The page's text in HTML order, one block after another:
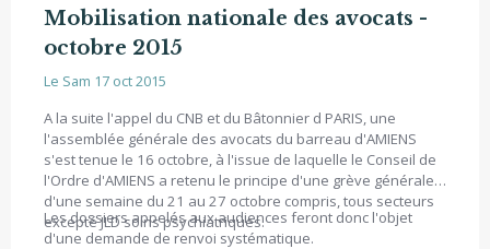
Mobilisation nationale des avocats -
octobre 2015
Le Sam 17 oct 2015
A la suite l'appel du CNB et du Bâtonnier d PARIS, une
l'assemblée générale des avocats du barreau d'AMIENS
s'est tenue le 16 octobre, à l'issue de laquelle le Conseil de
l'Ordre d'AMIENS a retenu le principe d'une grève générale
d'une semaine du 21 au 27 octobre compris, tous secteurs
excepté JLD soins psychiatriques.
Les dossiers appelés aux audiences feront donc l'objet
d'une demande de renvoi systématique.